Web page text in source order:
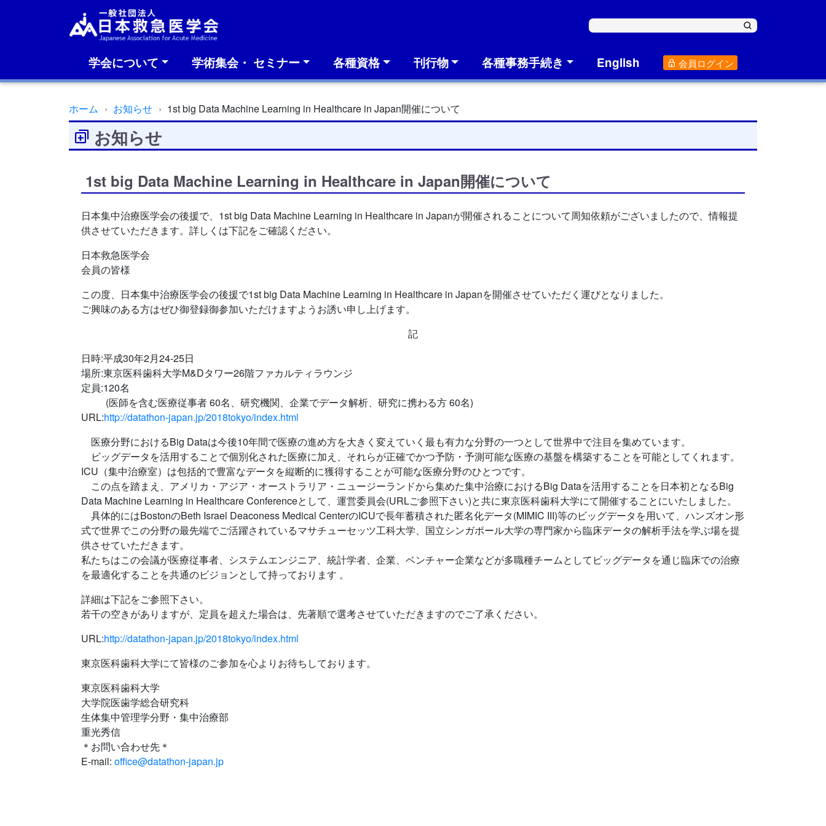
学会について 学術集会・ セミナー 各種資格 刊行物 各種事務手続き English 会員ログイン
ホーム お知らせ 1st big Data Machine Learning in Healthcare in Japan開催について
お知らせ
1st big Data Machine Learning in Healthcare in Japan開催について
日本集中治療医学会の後援で、1st big Data Machine Learning in Healthcare in Japanが開催されることについて周知依頼がございましたので、情報提
供させていただきます。詳しくは下記をご確認ください。
日本救急医学会
会員の皆様
この度、日本集中治療医学会の後援で1st big Data Machine Learning in Healthcare in Japanを開催させていただく運びとなりました。
ご興味のある方はぜひ御登録御参加いただけますようお誘い申し上げます。
記
日時:平成30年2月24-25日
場所:東京医科歯科大学M&Dタワー26階ファカルティラウンジ
定員:120名
(医師を含む医療従事者 60名、研究機関、企業でデータ解析、研究に携わる方 60名)
URL:http://datathon-japan.jp/2018tokyo/index.html
医療分野におけるBig Dataは今後10年間で医療の進め方を大きく変えていく最も有力な分野の一つとして世界中で注目を集めています。
ビッグデータを活用することで個別化された医療に加え、それらが正確でかつ予防・予測可能な医療の基盤を構築することを可能としてくれます。
ICU（集中治療室）は包括的で豊富なデータを縦断的に獲得することが可能な医療分野のひとつです。
この点を踏まえ、アメリカ・アジア・オーストラリア・ニュージーランドから集めた集中治療におけるBig Dataを活用することを日本初となるBig
Data Machine Learning in Healthcare Conferenceとして、運営委員会(URLご参照下さい)と共に東京医科歯科大学にて開催することにいたしました。
具体的にはBostonのBeth Israel Deaconess Medical CenterのICUで長年蓄積された匿名化データ(MIMIC III)等のビッグデータを用いて、ハンズオン形
式で世界でこの分野の最先端でご活躍されているマサチューセッツ工科大学、国立シンガポール大学の専門家から臨床データの解析手法を学ぶ場を提
供させていただきます。
私たちはこの会議が医療従事者、システムエンジニア、統計学者、企業、ベンチャー企業などが多職種チームとしてビッグデータを通じ臨床での治療
を最適化することを共通のビジョンとして持っております 。
詳細は下記をご参照下さい。
若干の空きがありますが、定員を超えた場合は、先著順で選考させていただきますのでご了承ください。
URL:http://datathon-japan.jp/2018tokyo/index.html
東京医科歯科大学にて皆様のご参加を心よりお待ちしております。
東京医科歯科大学
大学院医歯学総合研究科
生体集中管理学分野・集中治療部
重光秀信
＊お問い合わせ先＊
E-mail: office@datathon-japan.jp